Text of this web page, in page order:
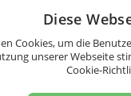
€!
UU, RO, EF, LL,
Diese
Cookies, um die
unserer Webseite
Cookie-